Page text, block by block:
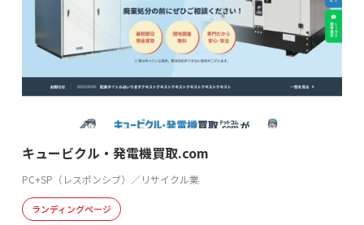
キュービクル・発電機買取.com
PC+SP（レスポンシブ）／リサイクル業
ランディングページ